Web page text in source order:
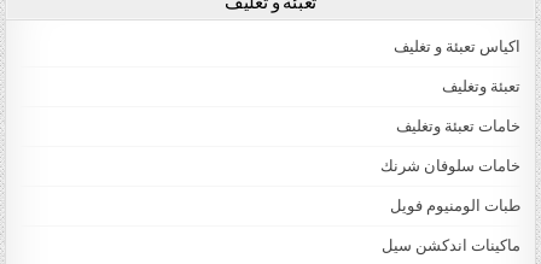
اكياس تعبئة و تغليف
تعبئة وتغليف
خامات تعبئة وتغليف
خامات سلوفان شرنك
طبات الومنيوم فويل
ماكينات اندكشن سيل